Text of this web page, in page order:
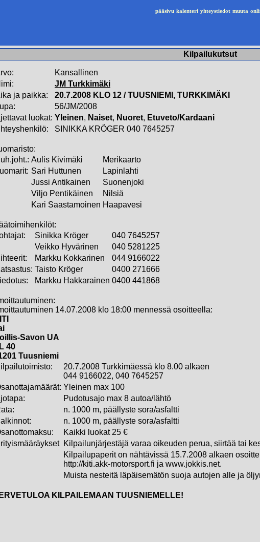
pääsivu kalenteri yhteystiedot muuta
Kilpailukutsut
Kansallinen
JM Turkkimäki
ja paikka:
20.7.2008 KLO 12 / TUUSNIEMI, TURKKIMÄKI
56/JM/2008
luokat: Yleinen, Naiset, Nuoret, Etuveto/Kardaani
SINIKKA KRÖGER 040 7645257
Aulis Kivimäki
Merikaarto
Sari Huttunen
Lapinlahti
Jussi Antikainen
Suonenjoki
Viljo Pentikäinen
Nilsiä
Kari Saastamoinen Haapavesi
Sinikka Kröger
040 7645257
Veikko Hyvärinen
040 5281225
Markku Kokkarinen
044 9166022
Taisto Kröger
0400 271666
Markku Hakkarainen 0400 441868
14.07.2008 klo 18:00 mennessä osoitteella:
Savon UA
40
Tuusniemi
20.7.2008 Turkkimäessä klo 8.00 alkaen
044 9166022, 040 7645257
Yleinen max 100
Pudotusajo max 8 autoa/lähtö
n. 1000 m, päällyste sora/asfaltti
n. 1000 m, päällyste sora/asfaltti
Kaikki luokat 25 €
Kilpailunjärjestäjä varaa oikeuden perua, siirtää tai
Kilpailupaperit on nähtävissä 15.7.2008 alkaen
http://kiti.akk-motorsport.fi ja www.jokkis.net.
Muista nesteitä läpäisemätön suoja autojen alle ja
KILPAILEMAAN TUUSNIEMELLE!